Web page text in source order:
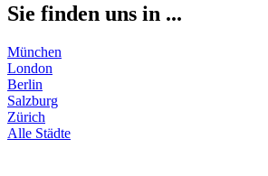
Sie finden uns in ...
München
London
Berlin
Salzburg
Zürich
Alle Städte